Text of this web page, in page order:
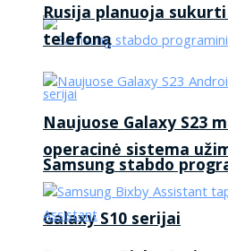
Samsung stabdo
Galaxy S10 serijai
Rusija planuoja
telefoną
Naujuose Galaxy S23
operacinė sistema